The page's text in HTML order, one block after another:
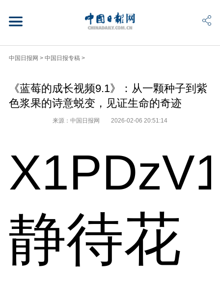
中国日报网 > 中国日报专稿 >
《蓝莓的成长视频9.1》：从一颗种子到紫
色浆果的诗意蜕变，见证生命的奇迹
来源：中国日报网 2026-02-06 20:51:14
静待花